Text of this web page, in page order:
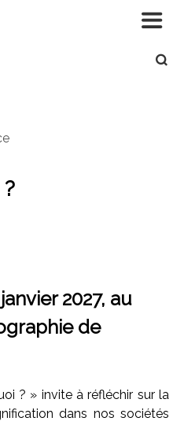
2027, au
de
? » invite à réfléchir sur la
dans nos sociétés